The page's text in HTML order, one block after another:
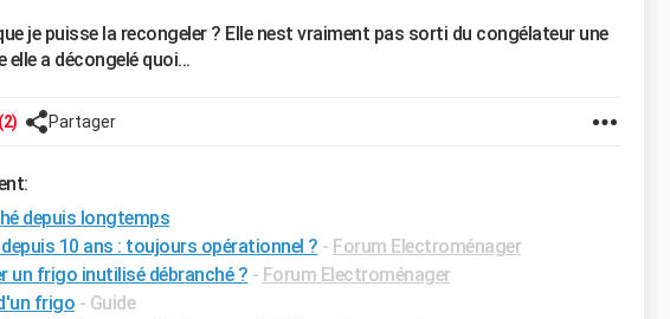
je puisse la recongeler ? Elle nest vraiment pas sorti du congélateur une
a décongelé quoi...
Partager
depuis longtemps
10 ans : toujours opérationnel ? - Forum Electroménager
un frigo inutilisé débranché ? - Forum Electroménager
frigo - Guide